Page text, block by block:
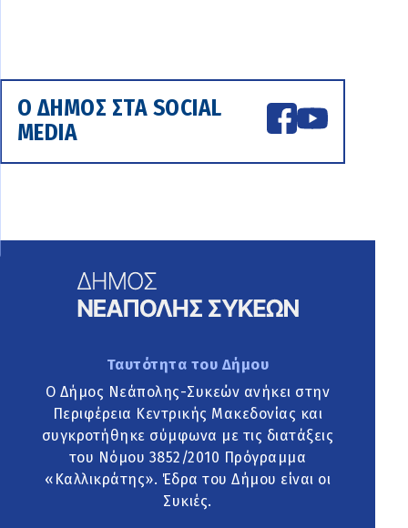
Ο ΔΗΜΟΣ ΣΤΑ SOCIAL
MEDIA
Ταυτότητα του Δήμου
Ο Δήμος Νεάπολης-Συκεών ανήκει στην
Περιφέρεια Κεντρικής Μακεδονίας και
συγκροτήθηκε σύμφωνα με τις διατάξεις
του Νόμου 3852/2010 Πρόγραμμα
«Καλλικράτης». Έδρα του Δήμου είναι οι
Συκιές.